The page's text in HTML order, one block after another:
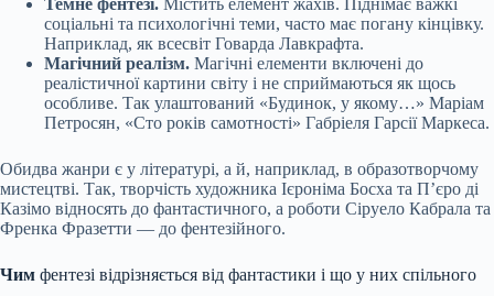
соціальні та психологічні теми, часто має погану кінцівку.
Наприклад, як всесвіт Говарда Лавкрафта.
Магічний реалізм. Магічні елементи включені до
реалістичної картини світу і не сприймаються як щось
особливе. Так улаштований «Будинок, у якому…» Маріам
Петросян, «Сто років самотності» Габріеля Гарсії Маркеса.
Обидва жанри є у літературі, а й, наприклад, в образотворчому
мистецтві. Так, творчість художника Ієроніма Босха та П’єро ді
Казімо відносять до фантастичного, а роботи Сіруело Кабрала та
Френка Фразетти — до фентезійного.
Чим фентезі відрізняється від фантастики і що у них спільного